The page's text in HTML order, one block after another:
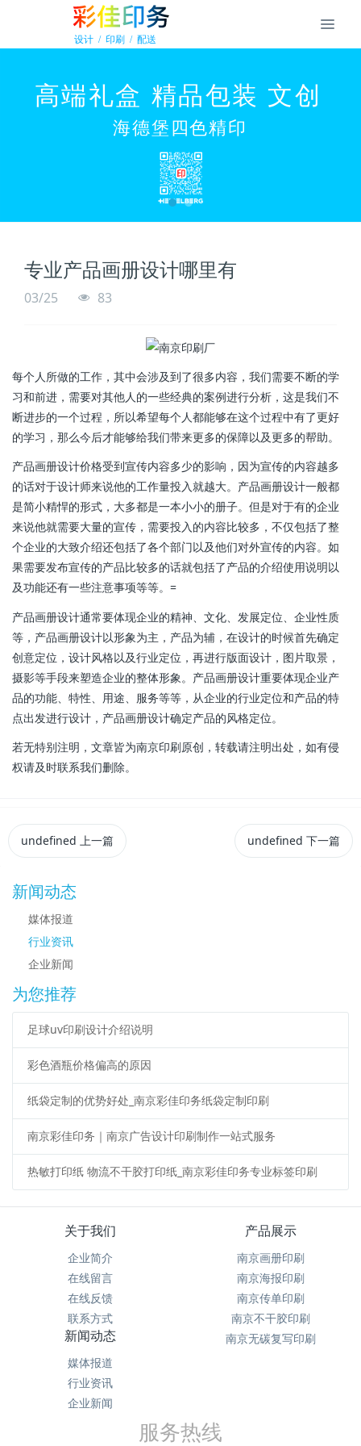
专业产品画册设计哪里有
03/25 83
每个人所做的工作，其中会涉及到了很多内容，我们需要不断的学
习和前进，需要对其他人的一些经典的案例进行分析，这是我们不
断进步的一个过程，所以希望每个人都能够在这个过程中有了更好
的学习，那么今后才能够给我们带来更多的保障以及更多的帮助。
产品画册设计价格受到宣传内容多少的影响，因为宣传的内容越多
的话对于设计师来说他的工作量投入就越大。产品画册设计一般都
是简小精悍的形式，大多都是一本小小的册子。但是对于有的企业
来说他就需要大量的宣传，需要投入的内容比较多，不仅包括了整
个企业的大致介绍还包括了各个部门以及他们对外宣传的内容。如
果需要发布宣传的产品比较多的话就包括了产品的介绍使用说明以
及功能还有一些注意事项等等。=
产品画册设计通常要体现企业的精神、文化、发展定位、企业性质
等，产品画册设计以形象为主，产品为辅，在设计的时候首先确定
创意定位，设计风格以及行业定位，再进行版面设计，图片取景，
摄影等手段来塑造企业的整体形象。产品画册设计重要体现企业产
品的功能、特性、用途、服务等等，从企业的行业定位和产品的特
点出发进行设计，产品画册设计确定产品的风格定位。
若无特别注明，文章皆为南京印刷原创，转载请注明出处，如有侵
权请及时联系我们删除。
undefined 上一篇 undefined 下一篇
新闻动态
媒体报道
行业资讯
企业新闻
为您推荐
足球uv印刷设计介绍说明
彩色酒瓶价格偏高的原因
纸袋定制的优势好处_南京彩佳印务纸袋定制印刷
南京彩佳印务｜南京广告设计印刷制作一站式服务
热敏打印纸 物流不干胶打印纸_南京彩佳印务专业标签印刷
关于我们
企业简介
在线留言
在线反馈
联系方式
产品展示
南京画册印刷
南京海报印刷
南京传单印刷
南京不干胶印刷
南京无碳复写印刷
新闻动态
媒体报道
行业资讯
企业新闻
服务热线